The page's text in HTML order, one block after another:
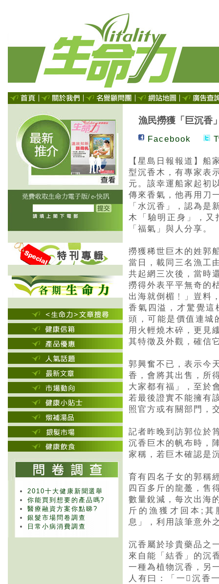
2010十大健康新聞選舉
你能買到想要的產品嗎?
醫療融資方案你點睇?
銀髮市場問卷調查
日常小病消費調查
漁民撈獲「巨沉香
Facebook
【星島日報報道】船
型沉香木，有專家表
元。該幸運船家起初
傳來香氣，他再用刀
「水沉香」，認為是
木「驗明正身」，
「福氣」與人分享。
撈獲稀世巨木的姓郭
當日，載同三名漁工
共起網三次後，當時
撈得外表平平無奇的
出海就倒楣﹗」豈料
香氣四溢，才驚覺
頭，可能是價值連城
用火輕燒木碎，更見
其特徵及外觀，確信
郭興奮不已，表示今
香，會將其出售，所
大家都有福」，至於
若最後證實不能擁有
照官方或有關部門，
記者昨晚到訪郭位於
沉香巨木的帆布時，
家稱，若巨木確認是
育有四名子女的郭稱
四百多斤的龍躉，售
數量銳減，每次出海
斤的漁獲才回本;其
息」，利用該筆意外
沉香屬於珍貴藥品之
來自能「結香」的沉
一種為植物沉香，另
人有曰：「一沉香